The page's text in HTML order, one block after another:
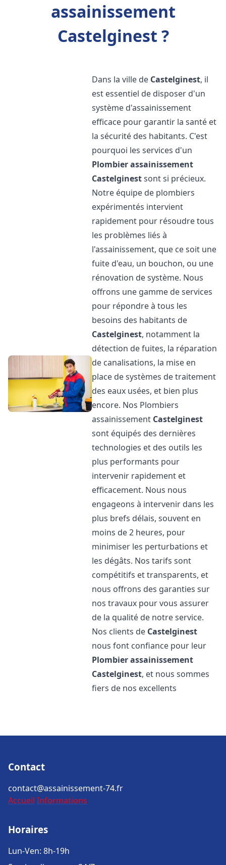
assainissement
Castelginest ?
Dans la ville de Castelginest, il
est essentiel de disposer d'un
système d'assainissement
efficace pour garantir la santé et
la sécurité des habitants. C'est
pourquoi les services d'un
Plombier assainissement
Castelginestsont si précieux.
Notre équipe de plombiers
expérimentés intervient
rapidement pour résoudre tous
les problèmes liés à
l'assainissement, que ce soit une
fuite d'eau, un bouchon, ou une
rénovation de système. Nous
offrons une gamme de services
pour répondre à tous les
besoins des habitants de
Castelginest, notamment la
détection de fuites, la réparation
de canalisations, la mise en
place de systèmes de traitement
des eaux usées, et bien plus
encore. Nos Plombiers
assainissement Castelginest
sont équipés des dernières
technologies et des outils les
plus performants pour
intervenir rapidement et
efficacement. Nous nous
engageons à intervenir dans les
plus brefs délais, souvent en
moins de 2 heures, pour
minimiser les perturbations et
les dégâts. Nos tarifs sont
compétitifs et transparents, et
nous offrons des garanties sur
nos travaux pour vous assurer
de la qualité de notre service.
Nos clients de Castelginest
nous font confiance pour leur
Plombier assainissement
Castelginest, et nous sommes
fiers de nos excellents
Contact
contact@assainissement-74.fr
Accueil Informations
Horaires
Lun-Ven: 8h-19h